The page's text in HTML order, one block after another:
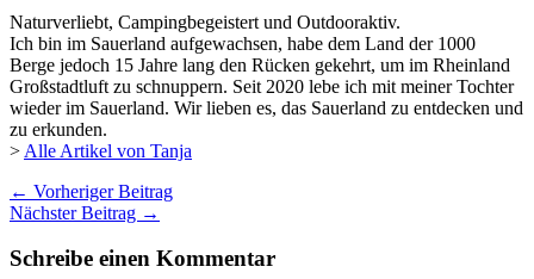
Naturverliebt, Campingbegeistert und Outdooraktiv.
Ich bin im Sauerland aufgewachsen, habe dem Land der 1000
Berge jedoch 15 Jahre lang den Rücken gekehrt, um im Rheinland
Großstadtluft zu schnuppern. Seit 2020 lebe ich mit meiner Tochter
wieder im Sauerland. Wir lieben es, das Sauerland zu entdecken und
zu erkunden.
> Alle Artikel von Tanja
← Vorheriger Beitrag
Nächster Beitrag →
Schreibe einen Kommentar